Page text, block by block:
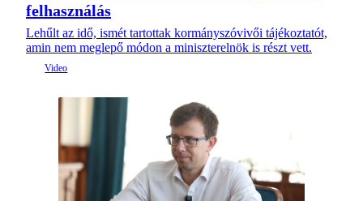
felhasználás
Lehűlt az idő, ismét tartottak kormányszóvivői tájékoztatót,
amin nem meglepő módon a miniszterelnök is részt vett.